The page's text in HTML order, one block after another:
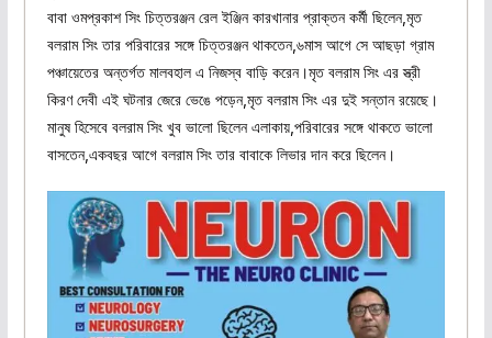
বাবা ওমপ্রকাশ সিং চিত্তরঞ্জন রেল ইঞ্জিন কারখানার প্রাক্তন কর্মী ছিলেন,মৃত
বলরাম সিং তার পরিবারের সঙ্গে চিত্তরঞ্জন থাকতেন,৬মাস আগে সে আছড়া গ্রাম
পঞ্চায়েতের অন্তর্গত মালবহাল এ নিজস্ব বাড়ি করেন।মৃত বলরাম সিং এর স্ত্রী
কিরণ দেবী এই ঘটনার জেরে ভেঙে পড়েন,মৃত বলরাম সিং এর দুই সন্তান রয়েছে।
মানুষ হিসেবে বলরাম সিং খুব ভালো ছিলেন এলাকায়,পরিবারের সঙ্গে থাকতে ভালো
বাসতেন,একবছর আগে বলরাম সিং তার বাবাকে লিভার দান করে ছিলেন।